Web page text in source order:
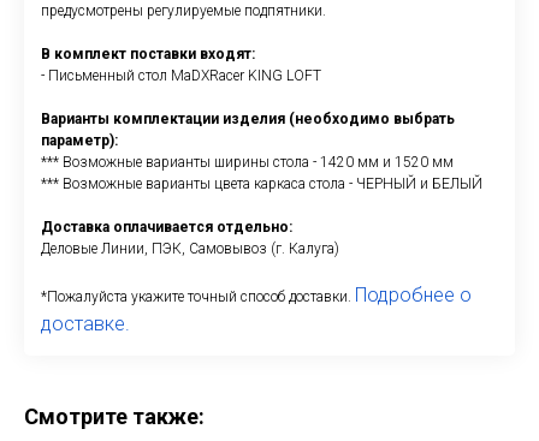
предусмотрены регулируемые подпятники.
В комплект поставки входят:
- Письменный стол MaDXRacer KING LOFT
Варианты комплектации изделия (необходимо выбрать
параметр):
*** Возможные варианты ширины стола - 1420 мм и 1520 мм
*** Возможные варианты цвета каркаса стола - ЧЕРНЫЙ и БЕЛЫЙ
Доставка оплачивается отдельно:
Деловые Линии, ПЭК, Самовывоз (г. Калуга)
*Пожалуйста укажите точный способ доставки. Подробнее о
доставке.
Смотрите также: